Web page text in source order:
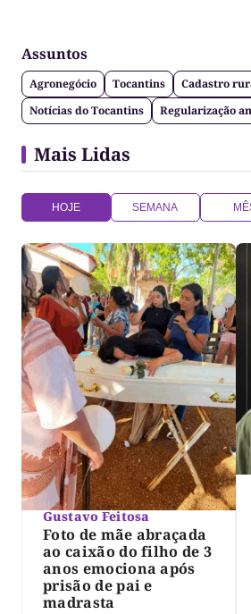
Assuntos
Agronegócio Tocantins
Cadastro
Notícias do Tocantins
Regularização
Mais Lidas
HOJE SEMANA
Gustavo Feitosa
Foto de mãe abraçada
ao caixão do filho de 3
anos emociona após
prisão de pai e
madrasta